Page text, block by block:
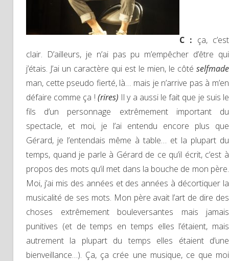
C : ça, c’est
clair. D’ailleurs, je n’ai pas pu m’empêcher d’être qui
j’étais. J’ai un caractère qui est le mien, le côté selfmade
man, cette pseudo fierté, là… mais je n’arrive pas à m’en
défaire comme ça ! (rires) Il y a aussi le fait que je suis le
fils d’un personnage extrêmement important du
spectacle, et moi, je l’ai entendu encore plus que
Gérard, je l’entendais même à table… et la plupart du
temps, quand je parle à Gérard de ce qu’il écrit, c’est à
propos des mots qu’il met dans la bouche de mon père.
Moi, j’ai mis des années et des années à décortiquer la
musicalité de ses mots. Mon père avait l’art de dire des
choses extrêmement bouleversantes mais jamais
punitives (et de temps en temps elles l’étaient, mais
autrement la plupart du temps elles étaient d’une
bienveillance…). Ça, ça crée une musique, ce que moi